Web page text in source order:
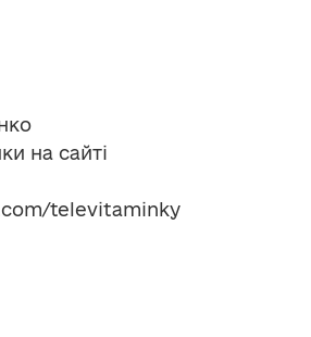
на сайті
televitaminky